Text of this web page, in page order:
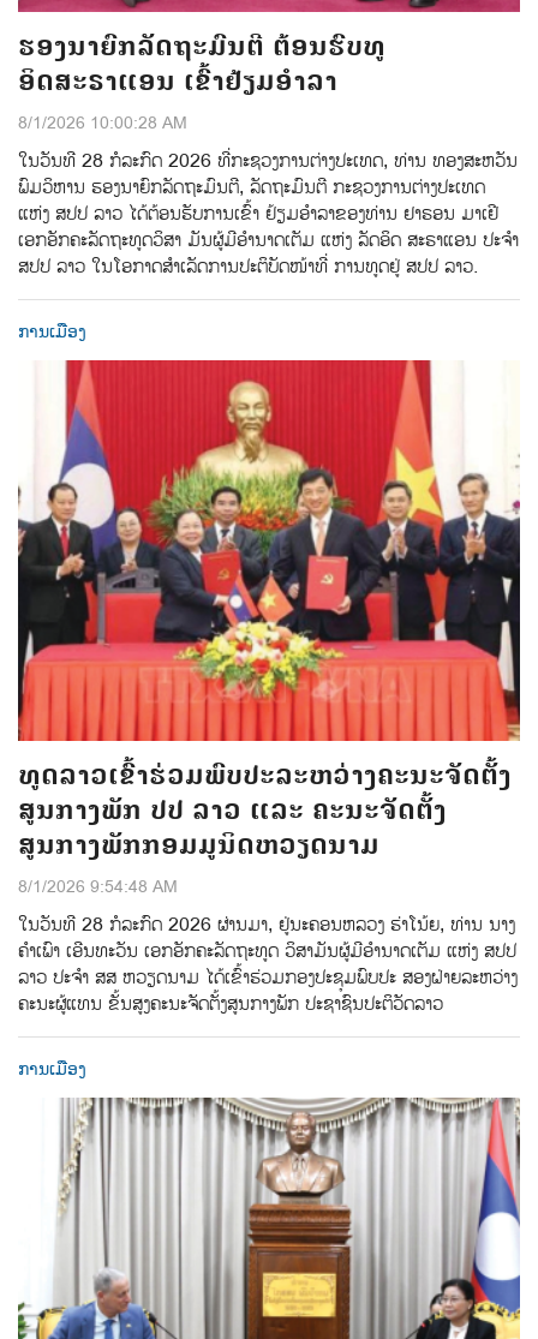
ຮອງນາຍົກລັດຖະມົນຕີ ຕ້ອນຮົບທູ
ອິດສະຣາແອນ ເຂົ້າຢ້ຽມອຳລາ
8/1/2026 10:00:28 AM
ໃນວັນທີ 28 ກໍລະກົດ 2026 ທີ່ກະຊວງການຕ່າງປະເທດ, ທ່ານ ທອງສະຫວັນ
ພົມວິຫານ ຮອງນາຍົກລັດຖະມົນຕີ, ລັດຖະມົນຕີ ກະຊວງການຕ່າງປະເທດ
ແຫ່ງ ສປປ ລາວ ໄດ້ຕ້ອນຮັບການເຂົ້າ ຢ້ຽມອໍາລາຂອງທ່ານ ຢາຣອນ ມາເຢີ
ເອກອັກຄະລັດຖະທູດວິສາ ມັນຜູ້ມີອໍານາດເຕັມ ແຫ່ງ ລັດອິດ ສະຣາແອນ ປະຈໍາ
ສປປ ລາວ ໃນໂອກາດສໍາເລັດການປະຕິບັດໜ້າທີ່ ການທູດຢູ່ ສປປ ລາວ.
ການເມືອງ
ທູດລາວເຂົ້າຮ່ວມພົບປະລະຫວ່າງຄະນະຈັດຕັ້ງ
ສູນກາງພັກ ປປ ລາວ ແລະ ຄະນະຈັດຕັ້ງ
ສູນກາງພັກກອມມູນິດຫວຽດນາມ
8/1/2026 9:54:48 AM
ໃນວັນທີ 28 ກໍລະກົດ 2026 ຜ່ານມາ, ຢູ່ນະຄອນຫລວງ ຮ່າໂນ້ຍ, ທ່ານ ນາງ
ຄຳເພົາ ເອີນທະວັນ ເອກອັກຄະລັດຖະທູດ ວິສາມັນຜູ້ມີອຳນາດເຕັມ ແຫ່ງ ສປປ
ລາວ ປະຈຳ ສສ ຫວຽດນາມ ໄດ້ເຂົ້າຮ່ວມກອງປະຊຸມພົບປະ ສອງຝ່າຍລະຫວ່າງ
ຄະນະຜູ້ແທນ ຂັ້ນສູງຄະນະຈັດຕັ້ງສູນກາງພັກ ປະຊາຊົນປະຕິວັດລາວ
ການເມືອງ